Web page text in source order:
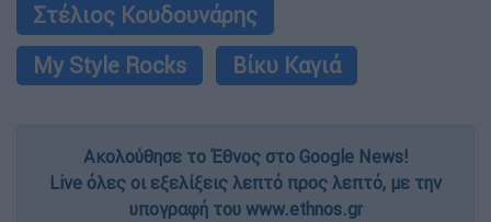
Στέλιος Κουδουνάρης
My Style Rocks
Βίκυ Καγιά
Ακολούθησε το Έθνος στο Google News!
Live όλες οι εξελίξεις λεπτό προς λεπτό, με την
υπογραφή του www.ethnos.gr